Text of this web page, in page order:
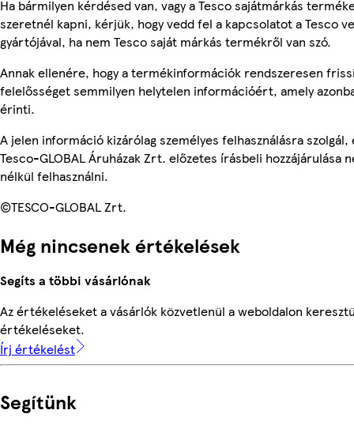
Ha bármilyen kérdésed van, vagy a Tesco sajátmárkás
szeretnél kapni, kérjük, hogy vedd fel a kapcsolatot a Tesco
gyártójával, ha nem Tesco saját márkás termékről van szó.
Annak ellenére, hogy a termékinformációk rendszeresen
felelősséget semmilyen helytelen információért, amely
érinti.
A jelen információ kizárólag személyes felhasználásra
Tesco-GLOBAL Áruházak Zrt. előzetes írásbeli hozzájárulása
nélkül felhasználni.
©TESCO-GLOBAL Zrt.
Még nincsenek értékelések
Segíts a többi vásárlónak
Az értékeléseket a vásárlók közvetlenül a weboldalon
értékeléseket.
Írj értékelést
Segítünk